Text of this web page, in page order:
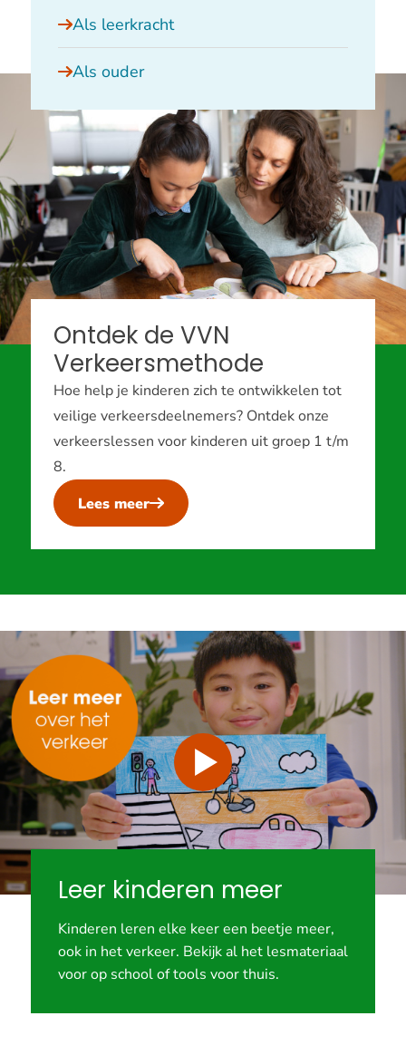
Als leerkracht
Als ouder
Ontdek de VVN
Verkeersmethode
Hoe help je kinderen zich te ontwikkelen tot
veilige verkeersdeelnemers? Ontdek onze
verkeerslessen voor kinderen uit groep 1 t/m
8.
Lees meer
Leer kinderen meer
Kinderen leren elke keer een beetje meer,
ook in het verkeer. Bekijk al het lesmateriaal
voor op school of tools voor thuis.
Video